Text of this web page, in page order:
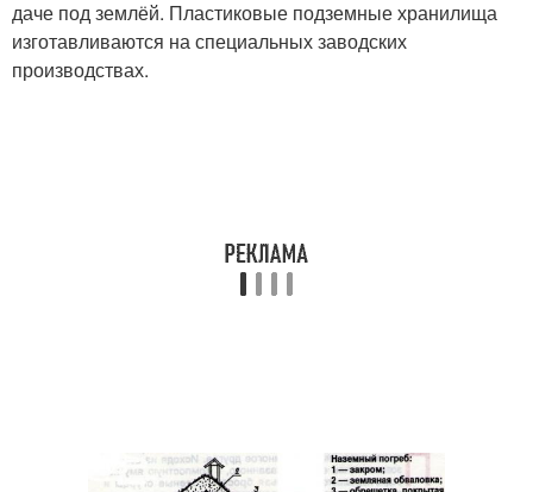
даче под землёй. Пластиковые подземные хранилища
изготавливаются на специальных заводских
производствах.